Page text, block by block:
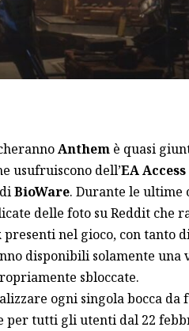
Anthemè quasi
usufruiscono dell’EA Access
BioWare. Durante le ultime
delle foto su Reddit che
presenti nel gioco, con tanto
disponibili solamente una
sbloccate.
ogni singola bocca da
tutti gli utenti dal 22